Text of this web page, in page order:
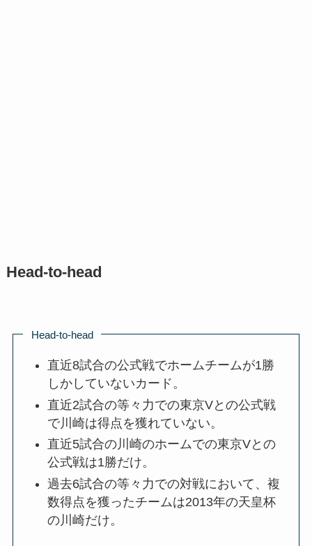
Head-to-head
Head-to-head
直近8試合の公式戦でホームチームが1勝
しかしていないカード。
直近2試合の等々力での東京Vとの公式戦
で川崎は得点を獲れていない。
直近5試合の川崎のホームでの東京Vとの
公式戦は1勝だけ。
過去6試合の等々力での対戦において、複
数得点を獲ったチームは2013年の天皇杯
の川崎だけ。